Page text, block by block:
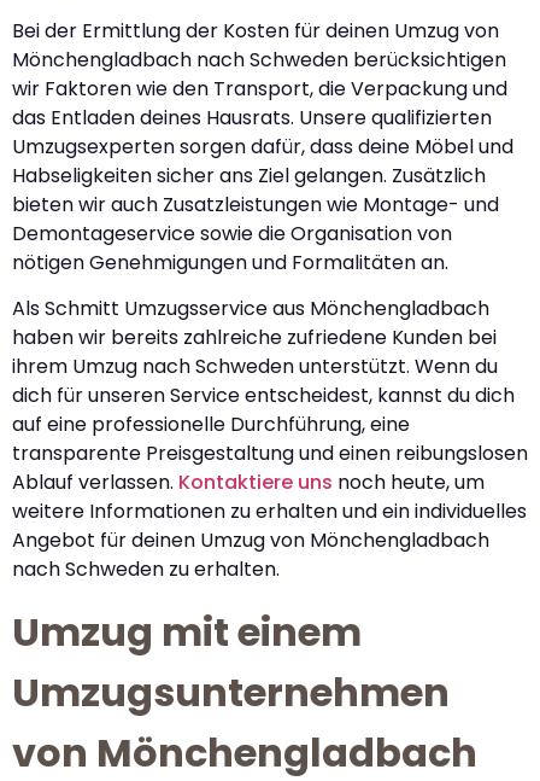
Bei der Ermittlung der Kosten für deinen Umzug von
Mönchengladbach nach Schweden berücksichtigen
wir Faktoren wie den Transport, die Verpackung und
das Entladen deines Hausrats. Unsere qualifizierten
Umzugsexperten sorgen dafür, dass deine Möbel und
Habseligkeiten sicher ans Ziel gelangen. Zusätzlich
bieten wir auch Zusatzleistungen wie Montage- und
Demontageservice sowie die Organisation von
nötigen Genehmigungen und Formalitäten an.
Als Schmitt Umzugsservice aus Mönchengladbach
haben wir bereits zahlreiche zufriedene Kunden bei
ihrem Umzug nach Schweden unterstützt. Wenn du
dich für unseren Service entscheidest, kannst du dich
auf eine professionelle Durchführung, eine
transparente Preisgestaltung und einen reibungslosen
Ablauf verlassen. Kontaktiere uns noch heute, um
weitere Informationen zu erhalten und ein individuelles
Angebot für deinen Umzug von Mönchengladbach
nach Schweden zu erhalten.
Umzug mit einem
Umzugsunternehmen
von Mönchengladbach